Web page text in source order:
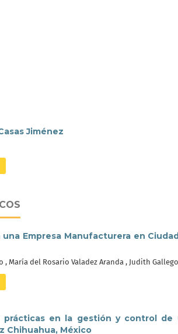
Jiménez
Empresa Manufacturera en
, María del Rosario Valadez Aranda , Judith
prácticas en la gestión y control de
Chihuahua, México